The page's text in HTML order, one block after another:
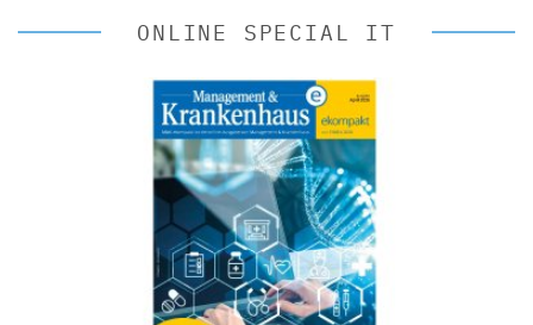
ONLINE SPECIAL IT